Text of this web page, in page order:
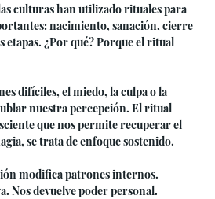
culturas han utilizado rituales para
nacimiento, sanación, cierre
etapas. ¿Por qué? Porque el ritual
difíciles, el miedo, la culpa o la
nuestra percepción. El ritual
que nos permite recuperar el
se trata de enfoque sostenido.
modifica patrones internos.
Nos devuelve poder personal.